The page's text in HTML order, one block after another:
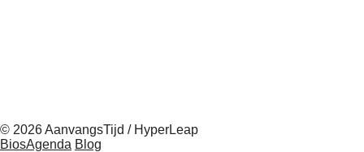
© 2026 AanvangsTijd / HyperLeap
BiosAgenda Blog